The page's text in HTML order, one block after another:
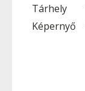
Tárhely
Képernyő